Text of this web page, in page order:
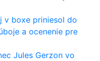
v boxe priniesol do
a ocenenie pre
Jules Gerzon vo